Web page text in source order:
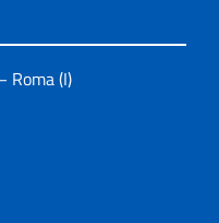
Roma (I)